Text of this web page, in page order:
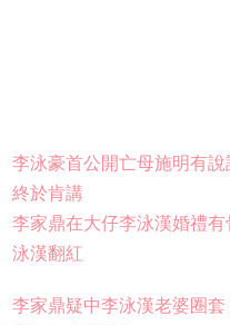
李泳豪首公開亡母施明有
終於肯講
李家鼎在大仔李泳漢婚禮
泳漢翻紅
李家鼎疑中李泳漢老婆圈